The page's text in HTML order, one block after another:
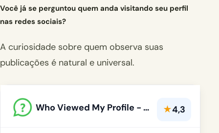
Você já se perguntou quem anda visitando seu perfil
nas redes sociais?
A curiosidade sobre quem observa suas
publicações é natural e universal.
Who Viewed My Profile - Wprofi ★4,3